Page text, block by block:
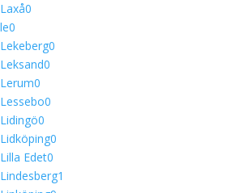
Laxå0
le0
Lekeberg0
Leksand0
Lerum0
Lessebo0
Lidingö0
Lidköping0
Lilla Edet0
Lindesberg1